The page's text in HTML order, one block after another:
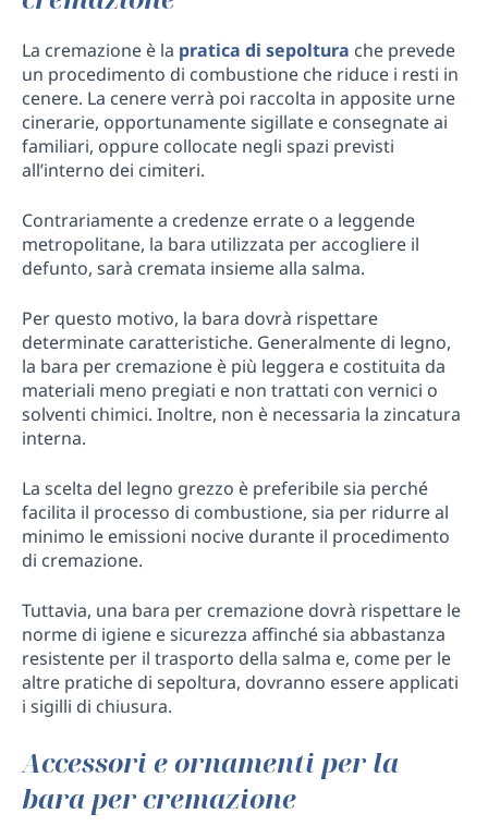
La cremazione è la pratica di sepoltura che prevede
un procedimento di combustione che riduce i resti in
cenere. La cenere verrà poi raccolta in apposite urne
cinerarie, opportunamente sigillate e consegnate ai
familiari, oppure collocate negli spazi previsti
all’interno dei cimiteri.
Contrariamente a credenze errate o a leggende
metropolitane, la bara utilizzata per accogliere il
defunto, sarà cremata insieme alla salma.
Per questo motivo, la bara dovrà rispettare
determinate caratteristiche. Generalmente di legno,
la bara per cremazione è più leggera e costituita da
materiali meno pregiati e non trattati con vernici o
solventi chimici. Inoltre, non è necessaria la zincatura
interna.
La scelta del legno grezzo è preferibile sia perché
facilita il processo di combustione, sia per ridurre al
minimo le emissioni nocive durante il procedimento
di cremazione.
Tuttavia, una bara per cremazione dovrà rispettare le
norme di igiene e sicurezza affinché sia abbastanza
resistente per il trasporto della salma e, come per le
altre pratiche di sepoltura, dovranno essere applicati
i sigilli di chiusura.
Accessori e ornamenti per la
bara per cremazione